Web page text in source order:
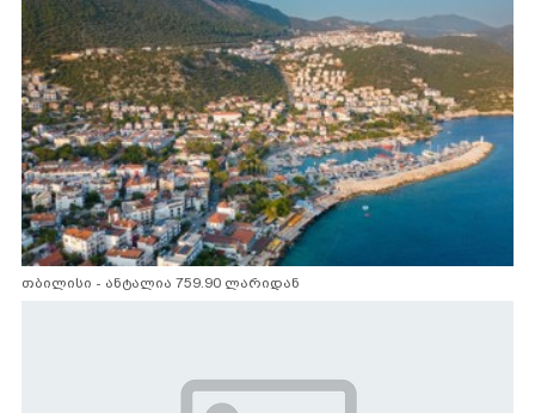
თბილისი - ანტალია 759.90 ლარიდან